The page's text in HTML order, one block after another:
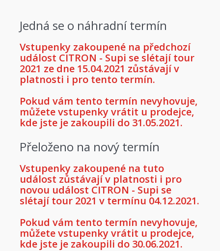
Jedná se o náhradní termín
Vstupenky zakoupené na předchozí
událost CITRON - Supi se slétají tour
2021 ze dne 15.04.2021 zůstávají v
platnosti i pro tento termín.
Pokud vám tento termín nevyhovuje,
můžete vstupenky vrátit u prodejce,
kde jste je zakoupili do 31.05.2021.
Přeloženo na nový termín
Vstupenky zakoupené na tuto
událost zůstávají v platnosti i pro
novou událost CITRON - Supi se
slétají tour 2021 v termínu 04.12.2021.
Pokud vám tento termín nevyhovuje,
můžete vstupenky vrátit u prodejce,
kde jste je zakoupili do 30.06.2021.